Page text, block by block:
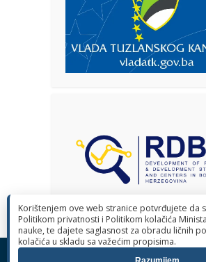
© 2026 Ministarstvo obrazovanja i nauke
Korištenjem ove web stranice potvrđujete da
Politikom privatnosti i Politikom kolačića
nauke, te dajete saglasnost za obradu ličnih
kolačića u skladu sa važećim propisima.